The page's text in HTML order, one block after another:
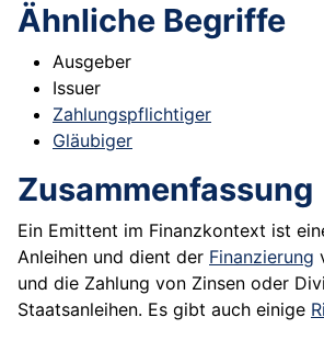
Ähnliche Begriffe
Ausgeber
Issuer
Zahlungspflichtiger
Gläubiger
Zusammenfassung
Ein Emittent im Finanzkontext ist
Anleihen und dient der Finanzierung
und die Zahlung von Zinsen oder
Staatsanleihen. Es gibt auch einige